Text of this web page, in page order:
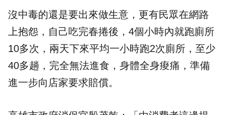
沒中毒的還是要出來做生意，更有民眾在網路
上抱怨，自己吃完春捲後，4個小時內就跑廁所
10多次，兩天下來平均一小時跑2次廁所，至少
40多趟，完全無法進食，身體全身痠痛，準備
進一步向店家要求賠償。